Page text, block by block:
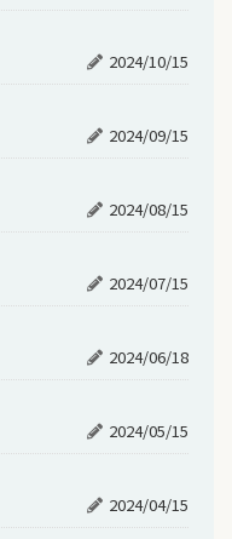
2024/10/15
2024/09/15
2024/08/15
2024/07/15
2024/06/18
2024/05/15
2024/04/15